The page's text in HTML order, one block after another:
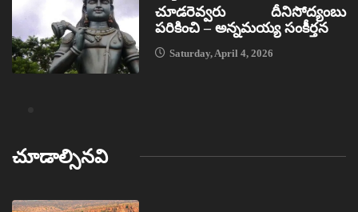
చూడరెవ్వరు దీనిసోద్యంబు
పరికించి – అన్నమయ్య సంకీర్తన
Saturday, April 4, 2026
చూడాల్సినవి